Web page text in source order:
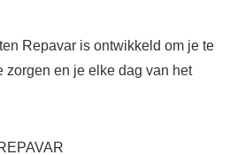
Repavar is ontwikkeld om je te
zorgen en je elke dag van het